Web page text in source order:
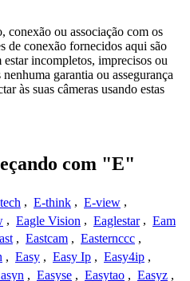
ou associação com os
de conexão fornecidos aqui são
incompletos, imprecisos ou
garantia ou assegurança
às suas câmeras usando estas
com "E"
, E-think , E-view ,
, Eagle Vision , Eaglestar , Eam
, Eastcam , Easternccc ,
, Easy , Easy Ip , Easy4ip ,
, Easyse , Easytao , Easyz ,